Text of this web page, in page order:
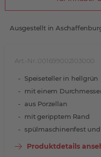
Art.-Nr. 001699002103000
Speiseteller in hellgrün
mit einem
aus Porzellan
mit geripptem Rand
spülmaschinenfest
Produktdetails
Ausgestellt in